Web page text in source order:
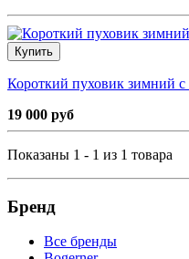
Купить
Короткий пуховик зимний
19 000 руб
Показаны 1 - 1 из 1 товара
Бренд
Все бренды